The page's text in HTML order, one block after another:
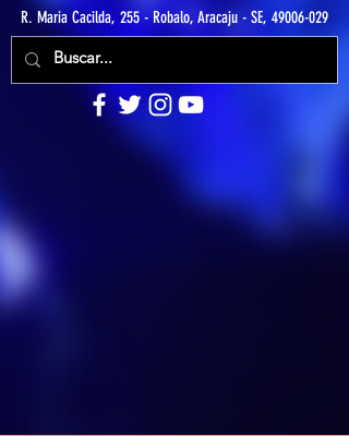
R. Maria Cacilda, 255 - Robalo, Aracaju - SE, 49006-029